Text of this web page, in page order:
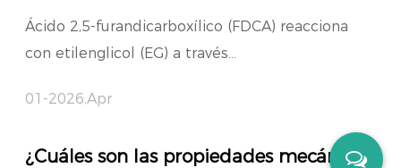
Ácido 2,5-furandicarboxílico (FDCA) reacciona
con etilenglicol (EG) a través...
01-2026,Apr
¿Cuáles son las propiedades mecánicas